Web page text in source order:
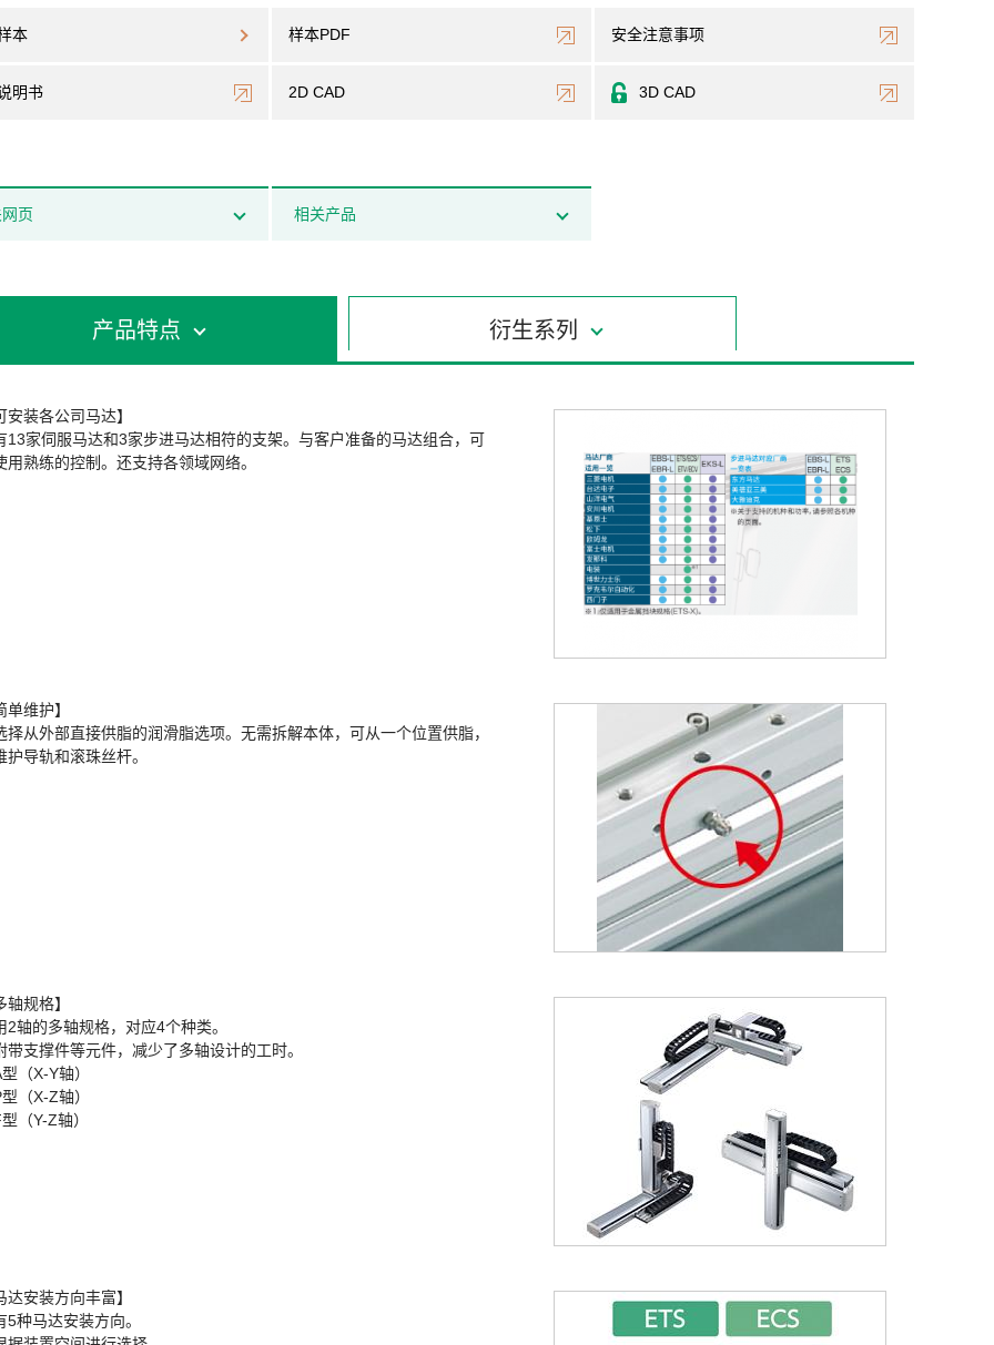
本 样本PDF 安全注意事项
明书 2D CAD 3D CAD
页 相关产品
产品特点 衍生系列
安装各公司马达】
13家伺服马达和3家步进马达相符的支架。与客户准备的马达组合，可
用熟练的控制。还支持各领域网络。
单维护】
择从外部直接供脂的润滑脂选项。无需拆解本体，可从一个位置供脂，
护导轨和滚珠丝杆。
轴规格】
2轴的多轴规格，对应4个种类。
带支撑件等元件，减少了多轴设计的工时。
（X-Y轴）
（X-Z轴）
（Y-Z轴）
达安装方向丰富】
5种马达安装方向。